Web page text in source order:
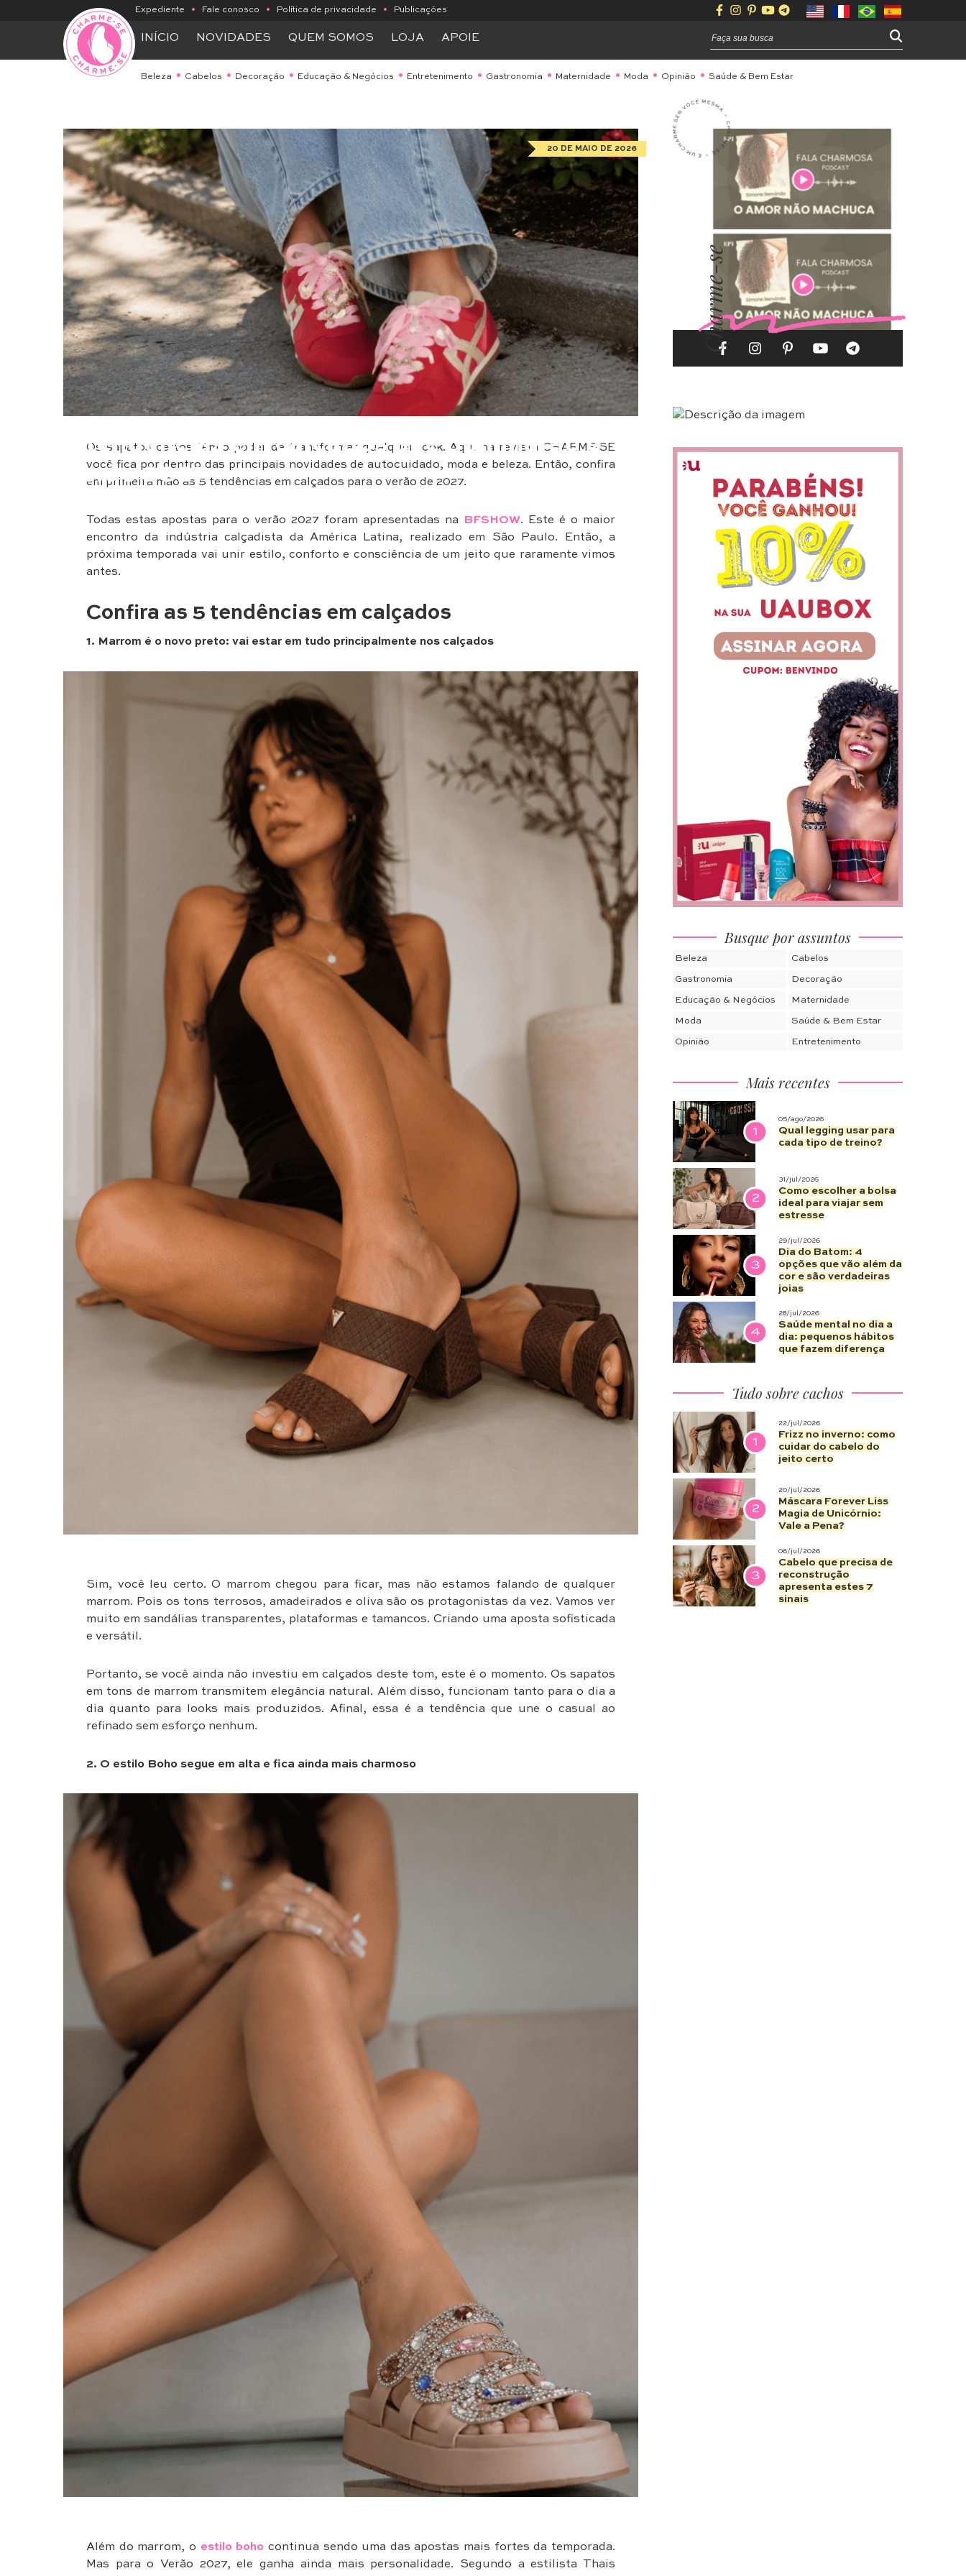
Expediente • Fale conosco • Política de privacidade • Publicações
INÍCIO NOVIDADES QUEM SOMOS LOJA APOIE
Beleza Cabelos Decoração Educação & Negócios Entretenimento Gastronomia Maternidade Moda Opinião Saúde & Bem Estar
5 tendências em calçados que dominarão o
Verão 2027
20 DE MAIO DE 2026
Os sapatos certos têm o poder de transformar qualquer look. Aqui na revista CHARME-SE
você fica por dentro das principais novidades de autocuidado, moda e beleza. Então, confira
em primeira mão as 5 tendências em calçados para o verão de 2027.
Todas estas apostas para o verão 2027 foram apresentadas na BFSHOW. Este é o maior
encontro da indústria calçadista da América Latina, realizado em São Paulo. Então, a
próxima temporada vai unir estilo, conforto e consciência de um jeito que raramente vimos
antes.
Confira as 5 tendências em calçados
1. Marrom é o novo preto: vai estar em tudo principalmente nos calçados
Sim, você leu certo. O marrom chegou para ficar, mas não estamos falando de qualquer
marrom. Pois os tons terrosos, amadeirados e oliva são os protagonistas da vez. Vamos ver
muito em sandálias transparentes, plataformas e tamancos. Criando uma aposta sofisticada
e versátil.
Portanto, se você ainda não investiu em calçados deste tom, este é o momento. Os sapatos
em tons de marrom transmitem elegância natural. Além disso, funcionam tanto para o dia a
dia quanto para looks mais produzidos. Afinal, essa é a tendência que une o casual ao
refinado sem esforço nenhum.
2. O estilo Boho segue em alta e fica ainda mais charmoso
Além do marrom, o estilo boho continua sendo uma das apostas mais fortes da temporada.
Mas para o Verão 2027, ele ganha ainda mais personalidade. Segundo a estilista Thais
Charme-se
Busque por assuntos
Beleza Cabelos
Gastronomia Decoração
Educação & Negócios Maternidade
Moda Saúde & Bem Estar
Opinião Entretenimento
Mais recentes
1
05/ago/2026
Qual legging usar para
cada tipo de treino?
2
31/jul/2026
Como escolher a bolsa
ideal para viajar sem
estresse
3
29/jul/2026
Dia do Batom: 4
opções que vão além da
cor e são verdadeiras
joias
4
28/jul/2026
Saúde mental no dia a
dia: pequenos hábitos
que fazem diferença
Tudo sobre cachos
1
22/jul/2026
Frizz no inverno: como
cuidar do cabelo do
jeito certo
2
20/jul/2026
Máscara Forever Liss
Magia de Unicórnio:
Vale a Pena?
3
06/jul/2026
Cabelo que precisa de
reconstrução
apresenta estes 7
sinais